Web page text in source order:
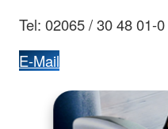
Tel: 02065 / 30 48 01-0
E-Mail